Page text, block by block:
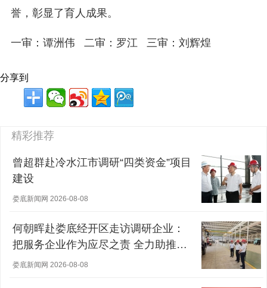
誉，彰显了育人成果。
一审：谭洲伟 二审：罗江 三审：刘辉煌
分享到
精彩推荐
曾超群赴冷水江市调研“四类资金”项目
建设
娄底新闻网 2026-08-08
何朝晖赴娄底经开区走访调研企业：
把服务企业作为应尽之责 全力助推经
营主体稳健发展
娄底新闻网 2026-08-08